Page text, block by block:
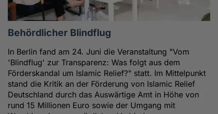
Behördlicher Blindflug
In Berlin fand am 24. Juni die Veranstaltung "Vom
'Blindflug' zur Transparenz: Was folgt aus dem
Förderskandal um Islamic Relief?" statt. Im Mittelpunkt
stand die Kritik an der Förderung von Islamic Relief
Deutschland durch das Auswärtige Amt in Höhe von
rund 15 Millionen Euro sowie der Umgang mit